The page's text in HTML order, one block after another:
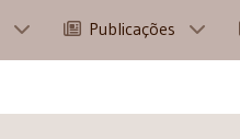
Publicações